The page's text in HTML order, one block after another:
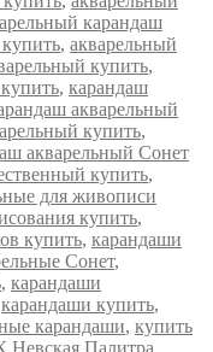
карандаш
, акварельный
купить,
, карандаш
акварельный
купить,
акварельный Сонет
купить,
для живописи
купить,
купить, карандаши
Сонет,
, карандаши
карандаши купить,
карандаши, купить
Невская Палитра